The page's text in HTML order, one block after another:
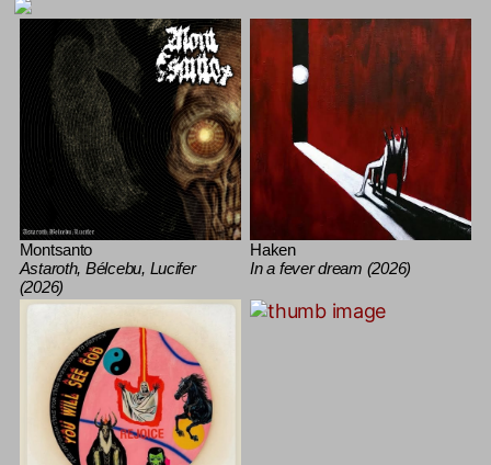
Montsanto
Astaroth, Bélcebu, Lucifer
(2026)
Haken
In a fever dream (2026)